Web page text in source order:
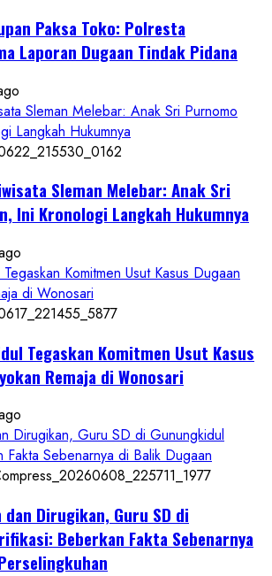
Paksa Toko: Polresta
Laporan Dugaan Tindak Pidana
Sleman Melebar: Anak Sri Purnomo
Langkah Hukumnya
Sleman Melebar: Anak Sri
Ini Kronologi Langkah Hukumnya
Komitmen Usut Kasus Dugaan
di Wonosari
Tegaskan Komitmen Usut Kasus
Remaja di Wonosari
Dirugikan, Guru SD di Gunungkidul
Fakta Sebenarnya di Balik Dugaan
Dirugikan, Guru SD di
Beberkan Fakta Sebenarnya